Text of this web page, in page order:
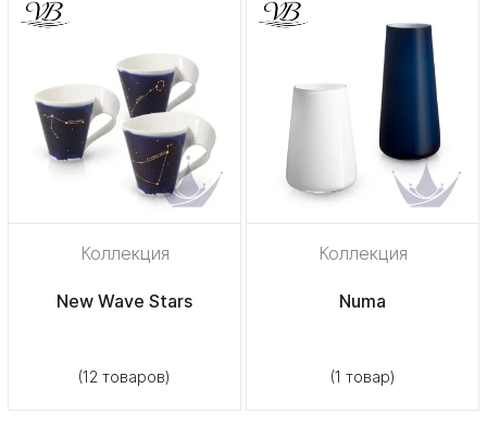
Коллекция
New Wave Stars
(12 товаров)
Коллекция
Numa
(1 товар)